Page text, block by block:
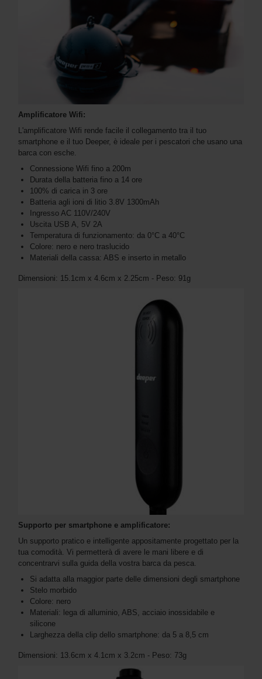
Amplificatore Wifi:
L'amplificatore Wifi rende facile il collegamento tra il tuo
smartphone e il tuo Deeper, è ideale per i pescatori che usano una
barca con esche.
Connessione Wifi fino a 200m
Durata della batteria fino a 14 ore
100% di carica in 3 ore
Batteria agli ioni di litio 3.8V 1300mAh
Ingresso AC 110V/240V
Uscita USB A, 5V 2A
Temperatura di funzionamento: da 0°C a 40°C
Colore: nero e nero traslucido
Materiali della cassa: ABS e inserto in metallo
Dimensioni: 15.1cm x 4.6cm x 2.25cm - Peso: 91g
Supporto per smartphone e amplificatore:
Un supporto pratico e intelligente appositamente progettato per la
tua comodità. Vi permetterà di avere le mani libere e di
concentrarvi sulla guida della vostra barca da pesca.
Si adatta alla maggior parte delle dimensioni degli smartphone
Stelo morbido
Colore: nero
Materiali: lega di alluminio, ABS, acciaio inossidabile e
silicone
Larghezza della clip dello smartphone: da 5 a 8,5 cm
Dimensioni: 13.6cm x 4.1cm x 3.2cm - Peso: 73g